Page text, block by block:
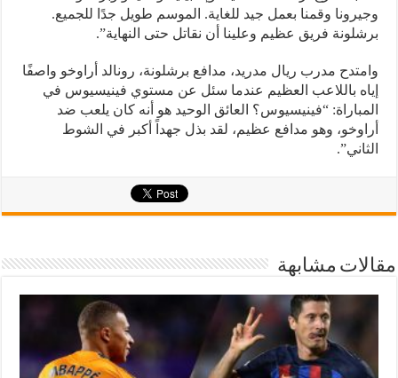
وجيرونا وقمنا بعمل جيد للغاية. الموسم طويل جدًا للجميع.
برشلونة فريق عظيم وعلينا أن نقاتل حتى النهاية”.
وامتدح مدرب ريال مدريد، مدافع برشلونة، رونالد أراوخو واصفًا
إياه باللاعب العظيم عندما سئل عن مستوي فينيسيوس في
المباراة: “فينيسيوس؟ العائق الوحيد هو أنه كان يلعب ضد
أراوخو، وهو مدافع عظيم، لقد بذل جهداً أكبر في الشوط
الثاني”.
مقالات مشابهة